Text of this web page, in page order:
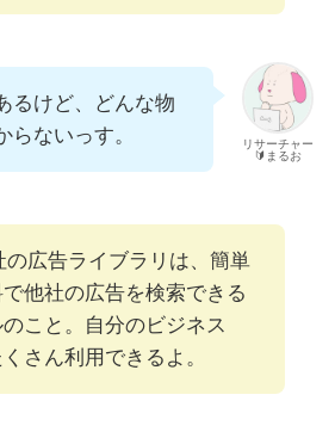
リサーチャー
🔰まるお
るけど、どんな物
らないっす。
の広告ライブラリは、簡単
他社の広告を検索できる
こと。自分のビジネス
さん利用できるよ。